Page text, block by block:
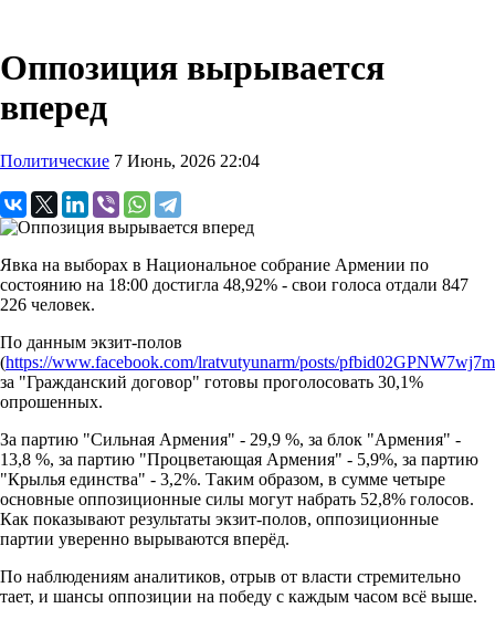
Оппозиция вырывается
вперед
Политические 7 Июнь, 2026 22:04
Явка на выборах в Национальное собрание Армении по
состоянию на 18:00 достигла 48,92% - свои голоса отдали 847
226 человек.
По данным экзит-полов
(https://www.facebook.com/lratvutyunarm/posts/
за "Гражданский договор" готовы проголосовать 30,1%
опрошенных.
За партию "Сильная Армения" - 29,9 %, за блок "Армения" -
13,8 %, за партию "Процветающая Армения" - 5,9%, за партию
"Крылья единства" - 3,2%. Таким образом, в сумме четыре
основные оппозиционные силы могут набрать 52,8% голосов.
Как показывают результаты экзит-полов, оппозиционные
партии уверенно вырываются вперёд.
По наблюдениям аналитиков, отрыв от власти стремительно
тает, и шансы оппозиции на победу с каждым часом всё выше.